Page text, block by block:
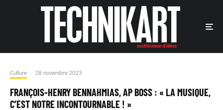
Culture · 28 novembre 2023
FRANÇOIS-HENRY BENNAHMIAS, AP BOSS : « LA MUSIQUE,
C’EST NOTRE INCONTOURNABLE ! »